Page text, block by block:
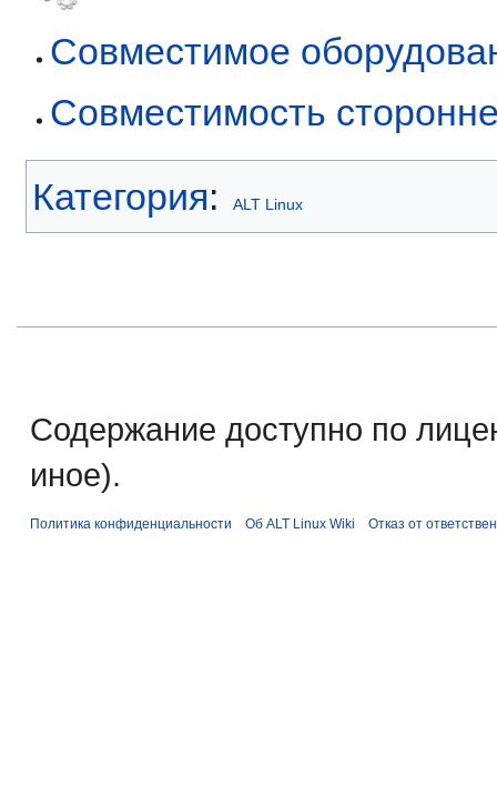
Совместимое
Совместимость
Категория: ALT Linux
Содержание доступно по
иное).
Политика конфиденциальности Об ALT Linux Wiki Отказ от